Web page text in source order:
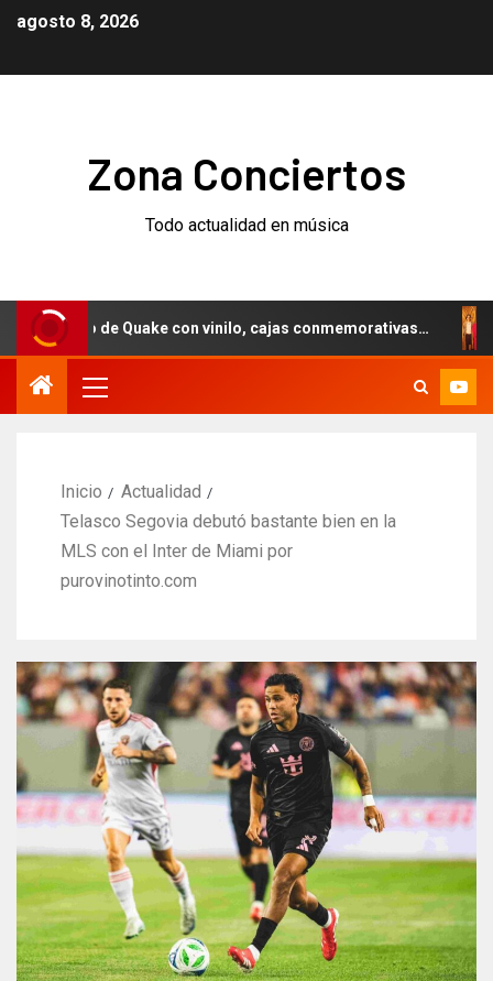
agosto 8, 2026
Zona Conciertos
Todo actualidad en música
de Quake con vinilo, cajas conmemorativas…
Inicio
Actualidad
Telasco Segovia debutó bastante bien en la
MLS con el Inter de Miami por
purovinotinto.com